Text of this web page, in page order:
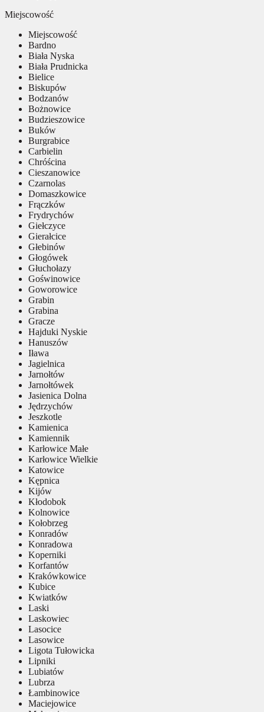
Miejscowość
Miejscowość
Bardno
Biała Nyska
Biała Prudnicka
Bielice
Biskupów
Bodzanów
Bożnowice
Budzieszowice
Buków
Burgrabice
Carbielin
Chróścina
Cieszanowice
Czarnolas
Domaszkowice
Frączków
Frydrychów
Giełczyce
Gierałcice
Głebinów
Głogówek
Głuchołazy
Goświnowice
Goworowice
Grabin
Grabina
Gracze
Hajduki Nyskie
Hanuszów
Iława
Jagielnica
Jarnołtów
Jarnołtówek
Jasienica Dolna
Jędrzychów
Jeszkotle
Kamienica
Kamiennik
Karłowice Małe
Karłowice Wielkie
Katowice
Kępnica
Kijów
Kłodobok
Kolnowice
Kołobrzeg
Konradów
Konradowa
Koperniki
Korfantów
Krakówkowice
Kubice
Kwiatków
Laski
Laskowiec
Lasocice
Lasowice
Ligota Tułowicka
Lipniki
Lubiatów
Lubrza
Łambinowice
Maciejowice